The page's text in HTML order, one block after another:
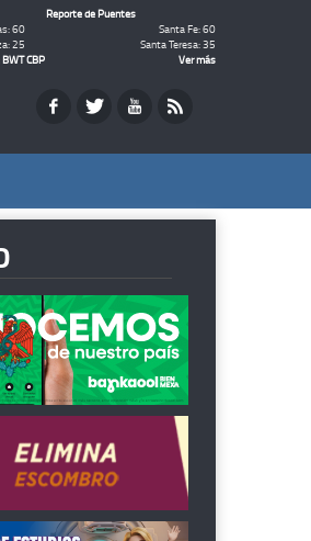
Reporte de Puentes
60
Santa Fe: 60
25
Santa Teresa: 35
CBP
Ver más